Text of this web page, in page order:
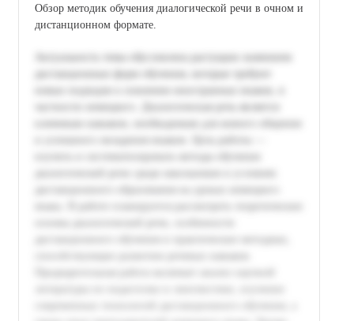
Обзор методик обучения диалогической речи в очном и
дистанционном формате.